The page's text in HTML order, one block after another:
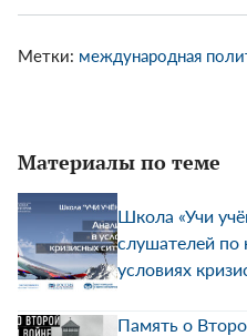
Метки: международная
Материалы по теме
Школа «Учи
слушателей по
условиях
Память о